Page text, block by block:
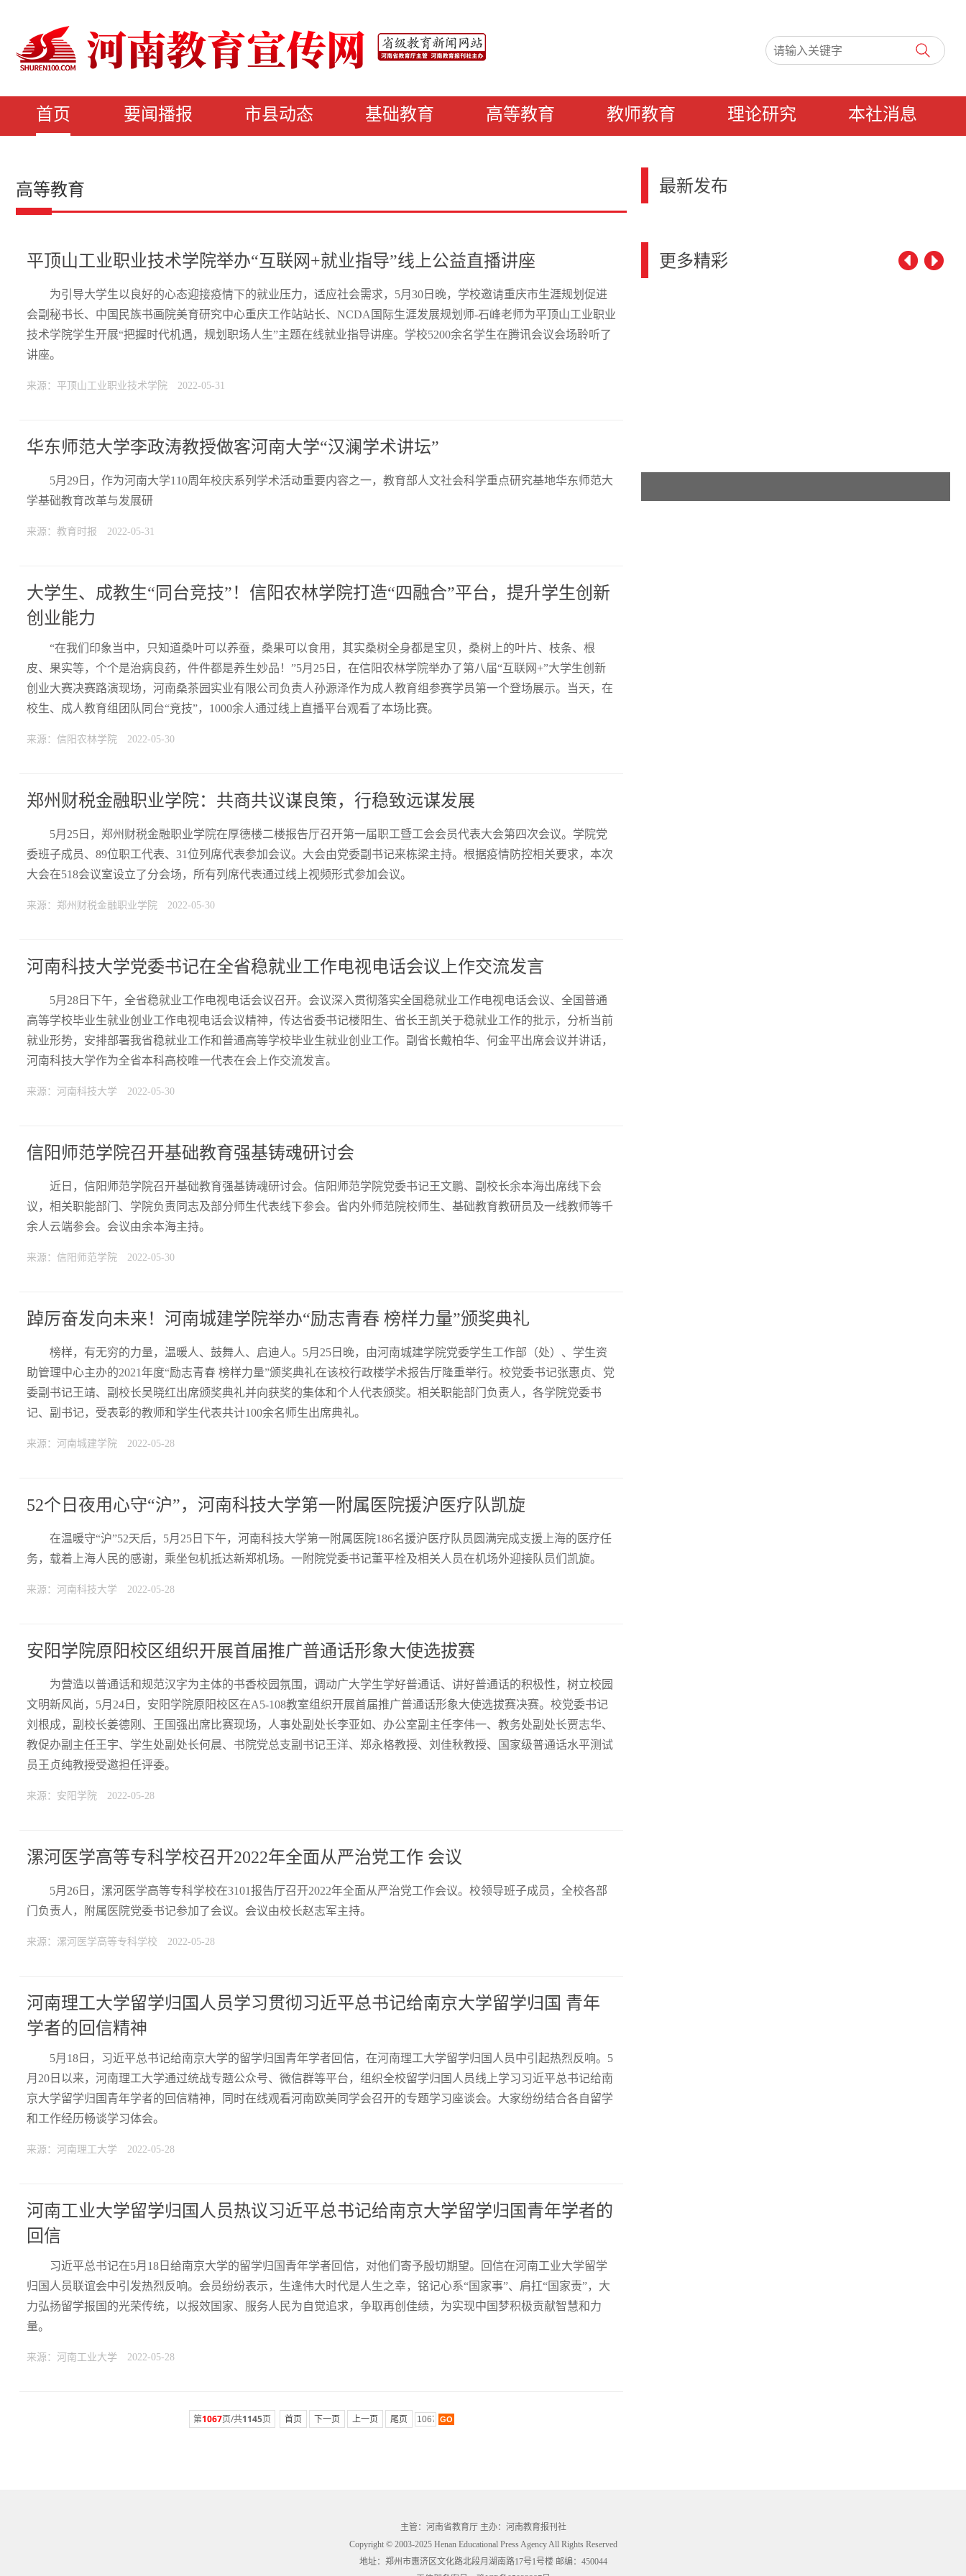
首页 要闻播报 市县动态 基础教育 高等教育 教师教育 理论研究 本社消息
高等教育
平顶山工业职业技术学院举办“互联网+就业指导”线上公益直播讲座
为引导大学生以良好的心态迎接疫情下的就业压力，适应社会需求，5月30日晚，学校邀请重庆市生涯规划促进
会副秘书长、中国民族书画院美育研究中心重庆工作站站长、NCDA国际生涯发展规划师-石峰老师为平顶山工业职业
技术学院学生开展“把握时代机遇，规划职场人生”主题在线就业指导讲座。学校5200余名学生在腾讯会议会场聆听了
讲座。
来源：平顶山工业职业技术学院 2022-05-31
华东师范大学李政涛教授做客河南大学“汉澜学术讲坛”
5月29日，作为河南大学110周年校庆系列学术活动重要内容之一，教育部人文社会科学重点研究基地华东师范大
学基础教育改革与发展研
来源：教育时报 2022-05-31
大学生、成教生“同台竞技”！信阳农林学院打造“四融合”平台，提升学生创新
创业能力
“在我们印象当中，只知道桑叶可以养蚕，桑果可以食用，其实桑树全身都是宝贝，桑树上的叶片、枝条、根
皮、果实等，个个是治病良药，件件都是养生妙品！”5月25日，在信阳农林学院举办了第八届“互联网+”大学生创新
创业大赛决赛路演现场，河南桑茶园实业有限公司负责人孙源泽作为成人教育组参赛学员第一个登场展示。当天，在
校生、成人教育组团队同台“竞技”，1000余人通过线上直播平台观看了本场比赛。
来源：信阳农林学院 2022-05-30
郑州财税金融职业学院：共商共议谋良策，行稳致远谋发展
5月25日，郑州财税金融职业学院在厚德楼二楼报告厅召开第一届职工暨工会会员代表大会第四次会议。学院党
委班子成员、89位职工代表、31位列席代表参加会议。大会由党委副书记来栋梁主持。根据疫情防控相关要求，本次
大会在518会议室设立了分会场，所有列席代表通过线上视频形式参加会议。
来源：郑州财税金融职业学院 2022-05-30
河南科技大学党委书记在全省稳就业工作电视电话会议上作交流发言
5月28日下午，全省稳就业工作电视电话会议召开。会议深入贯彻落实全国稳就业工作电视电话会议、全国普通
高等学校毕业生就业创业工作电视电话会议精神，传达省委书记楼阳生、省长王凯关于稳就业工作的批示，分析当前
就业形势，安排部署我省稳就业工作和普通高等学校毕业生就业创业工作。副省长戴柏华、何金平出席会议并讲话，
河南科技大学作为全省本科高校唯一代表在会上作交流发言。
来源：河南科技大学 2022-05-30
信阳师范学院召开基础教育强基铸魂研讨会
近日，信阳师范学院召开基础教育强基铸魂研讨会。信阳师范学院党委书记王文鹏、副校长余本海出席线下会
议，相关职能部门、学院负责同志及部分师生代表线下参会。省内外师范院校师生、基础教育教研员及一线教师等千
余人云端参会。会议由余本海主持。
来源：信阳师范学院 2022-05-30
踔厉奋发向未来！河南城建学院举办“励志青春 榜样力量”颁奖典礼
榜样，有无穷的力量，温暖人、鼓舞人、启迪人。5月25日晚，由河南城建学院党委学生工作部（处）、学生资
助管理中心主办的2021年度“励志青春 榜样力量”颁奖典礼在该校行政楼学术报告厅隆重举行。校党委书记张惠贞、党
委副书记王靖、副校长吴晓红出席颁奖典礼并向获奖的集体和个人代表颁奖。相关职能部门负责人，各学院党委书
记、副书记，受表彰的教师和学生代表共计100余名师生出席典礼。
来源：河南城建学院 2022-05-28
52个日夜用心守“沪”，河南科技大学第一附属医院援沪医疗队凯旋
在温暖守“沪”52天后，5月25日下午，河南科技大学第一附属医院186名援沪医疗队员圆满完成支援上海的医疗任
务，载着上海人民的感谢，乘坐包机抵达新郑机场。一附院党委书记董平栓及相关人员在机场外迎接队员们凯旋。
来源：河南科技大学 2022-05-28
安阳学院原阳校区组织开展首届推广普通话形象大使选拔赛
为营造以普通话和规范汉字为主体的书香校园氛围，调动广大学生学好普通话、讲好普通话的积极性，树立校园
文明新风尚，5月24日，安阳学院原阳校区在A5-108教室组织开展首届推广普通话形象大使选拔赛决赛。校党委书记
刘根成，副校长姜德刚、王国强出席比赛现场，人事处副处长李亚如、办公室副主任李伟一、教务处副处长贾志华、
教促办副主任王宇、学生处副处长何晨、书院党总支副书记王洋、郑永格教授、刘佳秋教授、国家级普通话水平测试
员王贞纯教授受邀担任评委。
来源：安阳学院 2022-05-28
漯河医学高等专科学校召开2022年全面从严治党工作 会议
5月26日，漯河医学高等专科学校在3101报告厅召开2022年全面从严治党工作会议。校领导班子成员，全校各部
门负责人，附属医院党委书记参加了会议。会议由校长赵志军主持。
来源：漯河医学高等专科学校 2022-05-28
河南理工大学留学归国人员学习贯彻习近平总书记给南京大学留学归国 青年
学者的回信精神
5月18日，习近平总书记给南京大学的留学归国青年学者回信，在河南理工大学留学归国人员中引起热烈反响。5
月20日以来，河南理工大学通过统战专题公众号、微信群等平台，组织全校留学归国人员线上学习习近平总书记给南
京大学留学归国青年学者的回信精神，同时在线观看河南欧美同学会召开的专题学习座谈会。大家纷纷结合各自留学
和工作经历畅谈学习体会。
来源：河南理工大学 2022-05-28
河南工业大学留学归国人员热议习近平总书记给南京大学留学归国青年学者的
回信
习近平总书记在5月18日给南京大学的留学归国青年学者回信，对他们寄予殷切期望。回信在河南工业大学留学
归国人员联谊会中引发热烈反响。会员纷纷表示，生逢伟大时代是人生之幸，铭记心系“国家事”、肩扛“国家责”，大
力弘扬留学报国的光荣传统，以报效国家、服务人民为自觉追求，争取再创佳绩，为实现中国梦积极贡献智慧和力
量。
来源：河南工业大学 2022-05-28
第1067页/共1145页 首页 下一页 上一页 尾页
最新发布
更多精彩
主管：河南省教育厅 主办：河南教育报刊社
Copyright © 2003-2025 Henan Educational Press Agency All Rights Reserved
地址：郑州市惠济区文化路北段月湖南路17号1号楼 邮编：450044